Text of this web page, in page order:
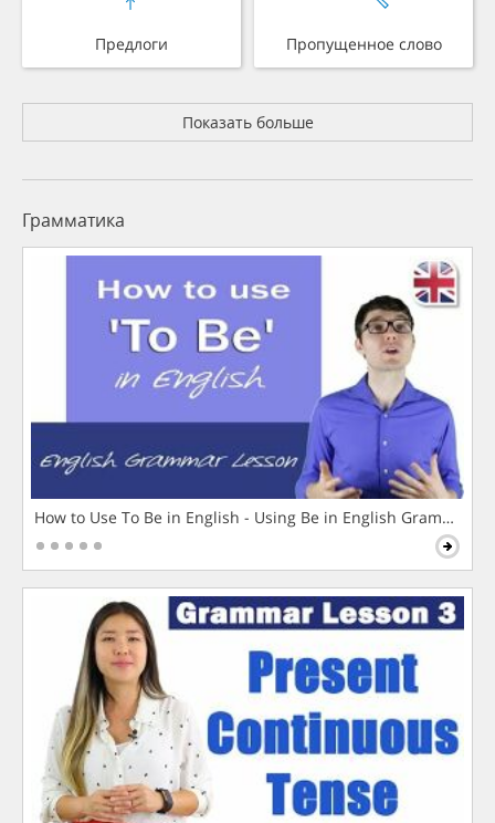
Предлоги Пропущенное слово
Показать больше
Грамматика
How to Use To Be in English - Using Be in English Grammar